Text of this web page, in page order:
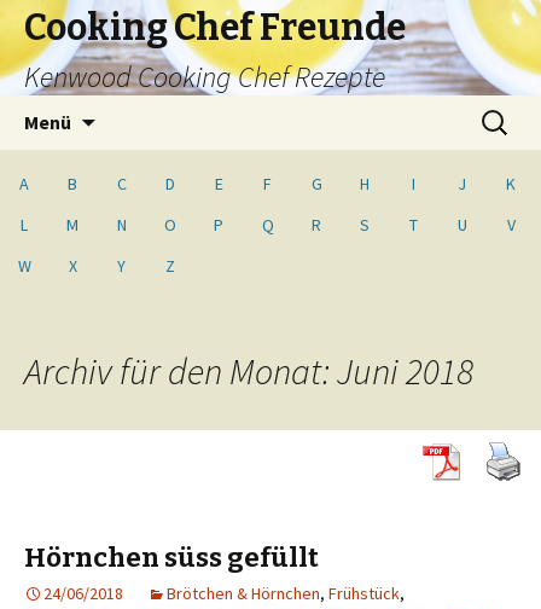
Cooking Chef Freunde
Kenwood Cooking Chef Rezepte
Menü
Suche
nach:
A B C D E F G H I J
K
L
M N O P Q R S T U
V
W
X Y Z
Archiv für den Monat: Juni 2018
Hörnchen süss gefüllt
24/06/2018 Brötchen & Hörnchen, Frühstück,